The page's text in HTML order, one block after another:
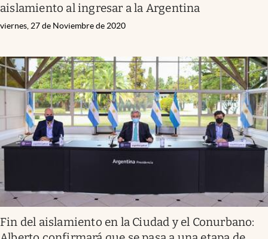
aislamiento al ingresar a la Argentina
viernes, 27 de Noviembre de 2020
Fin del aislamiento en la Ciudad y el Conurbano: